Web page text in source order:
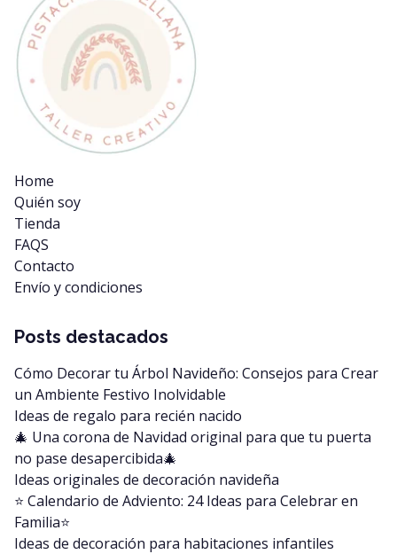
Home
Quién soy
Tienda
FAQS
Contacto
Envío y condiciones
Posts destacados
Cómo Decorar tu Árbol Navideño: Consejos para Crear
un Ambiente Festivo Inolvidable
Ideas de regalo para recién nacido
🎄 Una corona de Navidad original para que tu puerta
no pase desapercibida🎄
Ideas originales de decoración navideña
⭐️ Calendario de Adviento: 24 Ideas para Celebrar en
Familia⭐️
Ideas de decoración para habitaciones infantiles